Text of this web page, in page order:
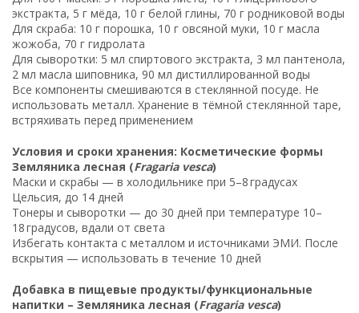
экстракта, 5 г мёда, 10 г белой глины, 70 г родниковой воды
Для скраба: 10 г порошка, 10 г овсяной муки, 10 г масла
жожоба, 70 г гидролата
Для сыворотки: 5 мл спиртового экстракта, 3 мл пантенола,
2 мл масла шиповника, 90 мл дистиллированной воды
Все компоненты смешиваются в стеклянной посуде. Не
использовать металл. Хранение в тёмной стеклянной таре,
встряхивать перед применением
Условия и сроки хранения: Косметические формы
Земляника лесная (Fragaria vesca)
Маски и скрабы — в холодильнике при 5–8 градусах
Цельсия, до 14 дней
Тонеры и сыворотки — до 30 дней при температуре 10–
18 градусов, вдали от света
Избегать контакта с металлом и источниками ЭМИ. После
вскрытия — использовать в течение 10 дней
Добавка в пищевые продукты/функциональные
напитки – Земляника лесная (Fragaria vesca)